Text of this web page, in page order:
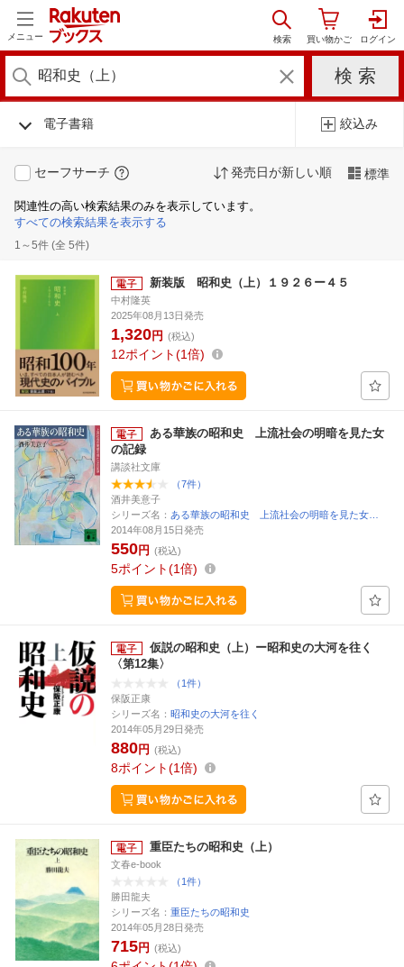
メニュー
電子書籍 絞込み
セーフサーチ 発売日が新しい順 標準
関連性の高い検索結果のみを表示しています。
すべての検索結果を表示する
1～5件 (全 5件)
新装版 昭和史（上）１９２６ー４５
中村隆英
2025年08月13日発売
1,320円 (税込)
12ポイント 1倍
ある華族の昭和史 上流社会の明暗を見た女
の記録
講談社文庫
（7件）
酒井美意子
シリーズ名： ある華族の昭和史 上流社会の明暗を見た女…
2014年08月15日発売
550円 (税込)
5ポイント 1倍
仮説の昭和史（上）ー昭和史の大河を往く
〈第12集〉
（1件）
保阪正康
シリーズ名： 昭和史の大河を往く
2014年05月29日発売
880円 (税込)
8ポイント 1倍
重臣たちの昭和史（上）
文春e-book
（1件）
勝田龍夫
シリーズ名： 重臣たちの昭和史
2014年05月28日発売
715円 (税込)